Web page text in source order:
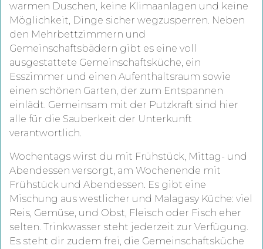
warmen Duschen, keine Klimaanlagen und keine
Möglichkeit, Dinge sicher wegzusperren. Neben
den Mehrbettzimmern und
Gemeinschaftsbädern gibt es eine voll
ausgestattete Gemeinschaftsküche, ein
Esszimmer und einen Aufenthaltsraum sowie
einen schönen Garten, der zum Entspannen
einlädt. Gemeinsam mit der Putzkraft sind hier
alle für die Sauberkeit der Unterkunft
verantwortlich.
Wochentags wirst du mit Frühstück, Mittag- und
Abendessen versorgt, am Wochenende mit
Frühstück und Abendessen. Es gibt eine
Mischung aus westlicher und Malagasy Küche: viel
Reis, Gemüse, und Obst, Fleisch oder Fisch eher
selten. Trinkwasser steht jederzeit zur Verfügung.
Es steht dir zudem frei, die Gemeinschaftsküche